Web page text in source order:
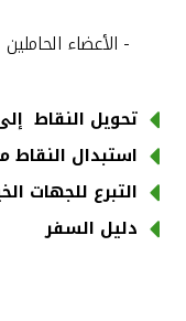
- الأعضاء
تحويل النقاط
استبدال النقاط
التبرع للجهات
دليل السفر